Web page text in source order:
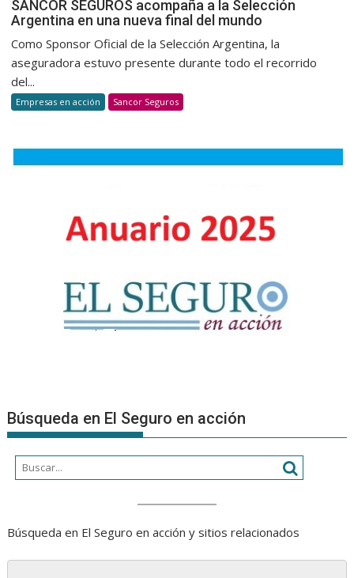
la
SANCOR SEGUROS acompaña a la Selección
Argentina en una nueva final del mundo
Como Sponsor Oficial de la Selección Argentina, la
aseguradora estuvo presente durante todo el recorrido
del...
Empresas en acción Sancor Seguros
Búsqueda en El Seguro en acción
Búsqueda en El Seguro en acción y sitios relacionados